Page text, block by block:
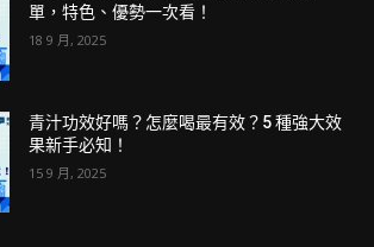
單，特色、優勢一次看！
18 9 月, 2025
青汁功效好嗎？怎麼喝最有效？5 種強大效
果新手必知！
15 9 月, 2025